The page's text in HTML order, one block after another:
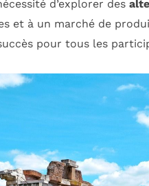
d’explorer des
et à un marché de
pour tous les